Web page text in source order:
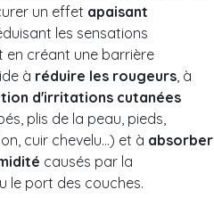
un effet apaisant
les sensations
créant une barrière
à réduire les rougeurs , à
d'irritations cutanées
plis de la peau, pieds,
cuir chevelu…) et à absorber
causés par la
le port des couches.